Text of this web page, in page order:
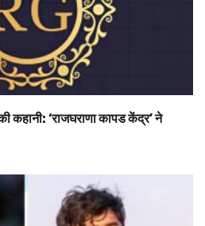
कहानी: ‘राजघराणा कापड केंद्र’ ने